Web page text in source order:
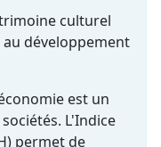
culturel
développement
est un
L'Indice
permet de